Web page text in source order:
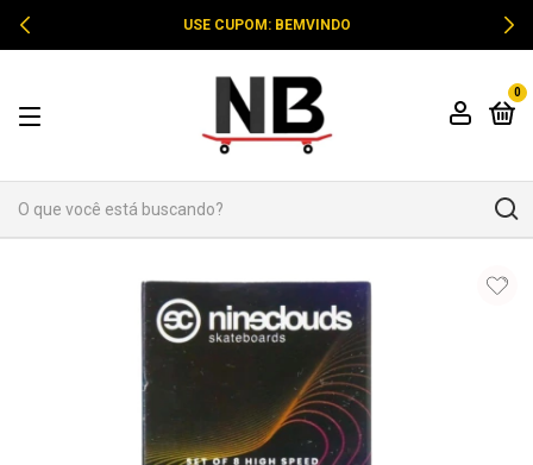
USE CUPOM: BEMVINDO
0